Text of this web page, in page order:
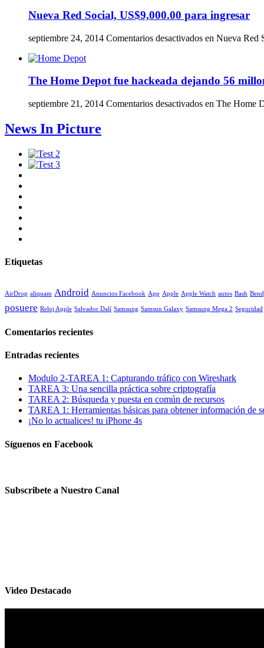
Nueva Red Social, US$9,000.00 para ingresar
septiembre 24, 2014 Comentarios desactivados en Nueva Red
The Home Depot fue hackeada dejando 56
septiembre 21, 2014 Comentarios desactivados en The Home
News In Picture
Etiquetas
AirDrop aliquam Android Anuncios Facebook App Apple Apple Watch autos Bash
posuere Reloj Apple Salvador Dalí Samsung Samsun Galaxy Samsung Mega 2 Seguridad
Comentarios recientes
Entradas recientes
Modulo 2-TAREA 1: Capturando tráfico con Wireshark
TAREA 3: Una sencilla práctica sobre criptografía
TAREA 2: Búsqueda y puesta en común de recursos
TAREA 1: Herramientas básicas para obtener información de
¡No lo actualices! tu iPhone 4s
Síguenos en Facebook
Subscribete a Nuestro Canal
Video Destacado